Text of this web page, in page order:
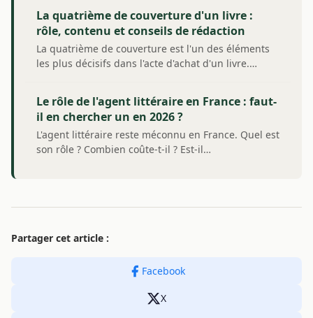
La quatrième de couverture d'un livre :
rôle, contenu et conseils de rédaction
La quatrième de couverture est l'un des éléments
les plus décisifs dans l'acte d'achat d'un livre.…
Le rôle de l'agent littéraire en France : faut-
il en chercher un en 2026 ?
L'agent littéraire reste méconnu en France. Quel est
son rôle ? Combien coûte-t-il ? Est-il…
Partager cet article :
Facebook
X